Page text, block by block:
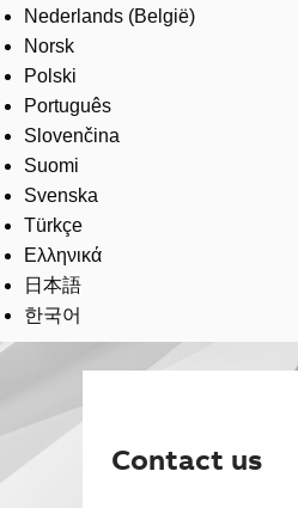
Nederlands (België)
Norsk
Polski
Português
Slovenčina
Suomi
Svenska
Türkçe
Ελληνικά
日本語
한국어
Contact us